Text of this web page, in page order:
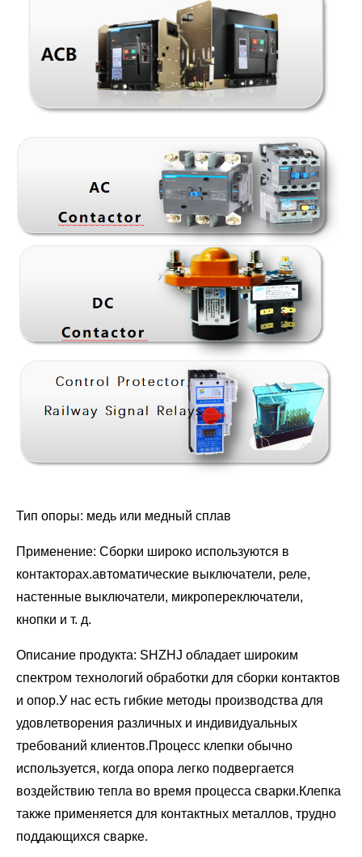
Тип опоры: медь или медный сплав
Применение: Сборки широко используются в
контакторах.автоматические выключатели, реле,
настенные выключатели, микропереключатели,
кнопки и т. д.
Описание продукта: SHZHJ обладает широким
спектром технологий обработки для сборки контактов
и опор.У нас есть гибкие методы производства для
удовлетворения различных и индивидуальных
требований клиентов.Процесс клепки обычно
используется, когда опора легко подвергается
воздействию тепла во время процесса сварки.Клепка
также применяется для контактных металлов, трудно
поддающихся сварке.